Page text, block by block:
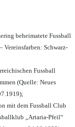
beheimatete Fussball
Vereinsfarben: Schwarz-
Fussball
(Quelle: Neues
mit dem Fussball Club
„Artaria-Pfeil“